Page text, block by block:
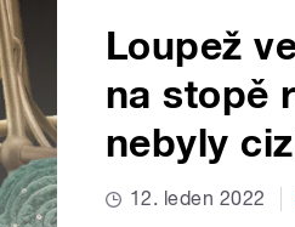
Loupež
na stopě
nebyly
12. leden 2022